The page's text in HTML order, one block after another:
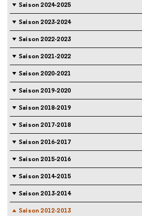
Saison 2024-2025
Saison 2023-2024
Saison 2022-2023
Saison 2021-2022
Saison 2020-2021
Saison 2019-2020
Saison 2018-2019
Saison 2017-2018
Saison 2016-2017
Saison 2015-2016
Saison 2014-2015
Saison 2013-2014
Saison 2012-2013